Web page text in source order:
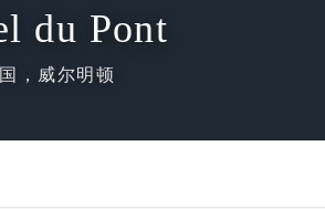
du Pont
，威尔明顿